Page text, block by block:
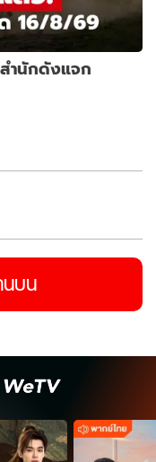
ำนักดังแจก
นบน